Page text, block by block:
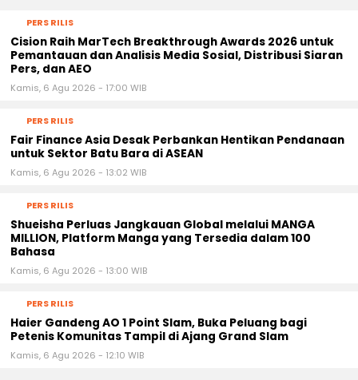
PERS RILIS
Cision Raih MarTech Breakthrough Awards 2026 untuk
Pemantauan dan Analisis Media Sosial, Distribusi Siaran
Pers, dan AEO
Kamis, 6 Agu 2026 - 17:00 WIB
PERS RILIS
Fair Finance Asia Desak Perbankan Hentikan Pendanaan
untuk Sektor Batu Bara di ASEAN
Kamis, 6 Agu 2026 - 13:02 WIB
PERS RILIS
Shueisha Perluas Jangkauan Global melalui MANGA
MILLION, Platform Manga yang Tersedia dalam 100
Bahasa
Kamis, 6 Agu 2026 - 13:00 WIB
PERS RILIS
Haier Gandeng AO 1 Point Slam, Buka Peluang bagi
Petenis Komunitas Tampil di Ajang Grand Slam
Kamis, 6 Agu 2026 - 12:10 WIB